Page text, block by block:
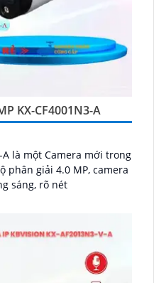
KX-CF4001N3-A
A là một Camera mới trong
sáng, rõ nét